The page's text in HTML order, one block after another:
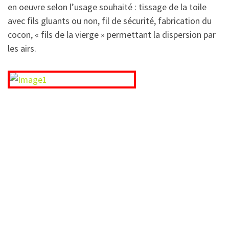
en oeuvre selon l’usage souhaité : tissage de la toile
avec fils gluants ou non, fil de sécurité, fabrication du
cocon, « fils de la vierge » permettant la dispersion par
les airs.